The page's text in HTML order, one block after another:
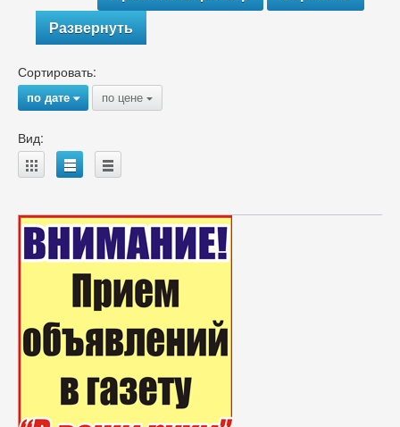
Развернуть
Сортировать:
по дате{ по цене {
Вид:
A B C